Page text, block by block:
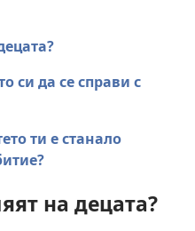
си да се справи с
ти е станало
на децата?